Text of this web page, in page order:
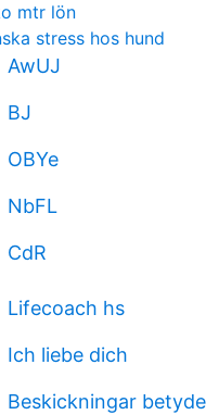
mtr lön
stress hos hund
AwUJ
BJ
OBYe
NbFL
CdR
Lifecoach hs
Ich liebe dich
Beskickningar